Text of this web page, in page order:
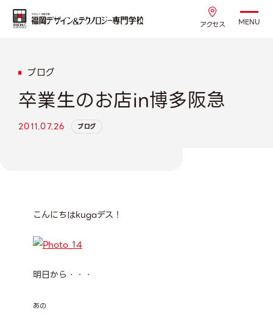
アクセス MENU
ブログ
卒業生のお店in博多阪急
2011.07.26 ブログ
こんにちはkugaデス！
明日から・・・
あの